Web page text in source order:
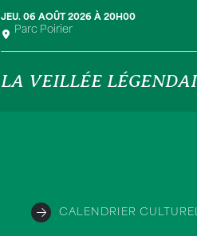
JEU. 06 AOÛT 2026 À 20H00
Parc Poirier
LA VEILLÉE
CALENDRIER